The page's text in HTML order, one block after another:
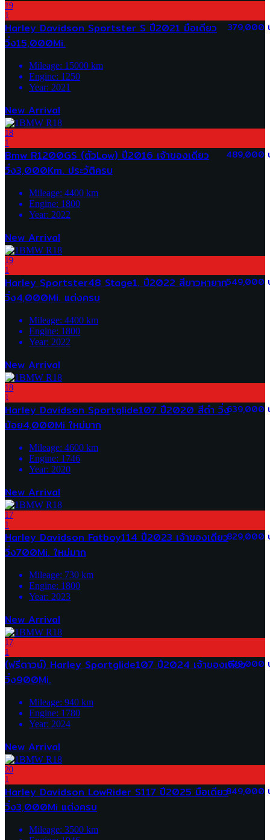
19
1
379,000
Harley Davidson Sportster S ปี2021 มือเดียว
วิ่ง15,000Mi.
Mileage: 15000 km
Engine: 1250
Year: 2021
New Arrival
18
1
489,000
Bmw R1200GS (ตัวLow) ปี2016 เจ้าของเดียว
วิ่ง3,000Km. ประวัติครบ
Mileage: 4400 km
Engine: 1800
Year: 2022
New Arrival
19
1
549,000
Harley Sportster48 Stage1. ปี2022 สีขาวหายาก
วิ่ง4,000Mi. แต่งครบ
Mileage: 4400 km
Engine: 1800
Year: 2022
New Arrival
18
1
639,000
Harley Davidson Sportglide107 ปี2020 สีดำ วิ่ง
น้อย4,000Mi ใหม่มาก
Mileage: 4600 km
Engine: 1746
Year: 2020
New Arrival
17
1
829,000
Harley Davidson Fatboy114 ปี2023 เจ้าของเดียว
วิ่ง700Mi. ใหม่มาก
Mileage: 730 km
Engine: 1800
Year: 2023
New Arrival
17
1
679,000
(ฟรีดาวน์) Harley Sportglide107 ปี2024 เจ้าของเดียว
วิ่ง900Mi.
Mileage: 940 km
Engine: 1780
Year: 2024
New Arrival
20
1
849,000
Harley Davidson LowRider S117 ปี2025 มือเดียว
วิ่ง3,000Mi แต่งครบ
Mileage: 3500 km